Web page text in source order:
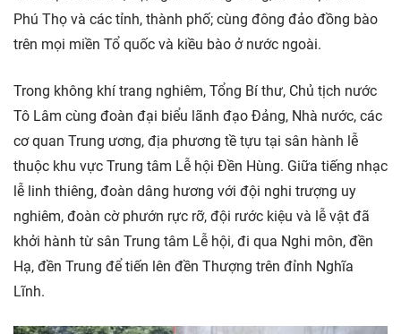
Phú Thọ và các tỉnh, thành phố; cùng đông đảo đồng bào
trên mọi miền Tổ quốc và kiều bào ở nước ngoài.
Trong không khí trang nghiêm, Tổng Bí thư, Chủ tịch nước
Tô Lâm cùng đoàn đại biểu lãnh đạo Đảng, Nhà nước, các
cơ quan Trung ương, địa phương tề tựu tại sân hành lễ
thuộc khu vực Trung tâm Lễ hội Đền Hùng. Giữa tiếng nhạc
lễ linh thiêng, đoàn dâng hương với đội nghi trượng uy
nghiêm, đoàn cờ phướn rực rỡ, đội rước kiệu và lễ vật đã
khởi hành từ sân Trung tâm Lễ hội, đi qua Nghi môn, đền
Hạ, đền Trung để tiến lên đền Thượng trên đỉnh Nghĩa
Lĩnh.